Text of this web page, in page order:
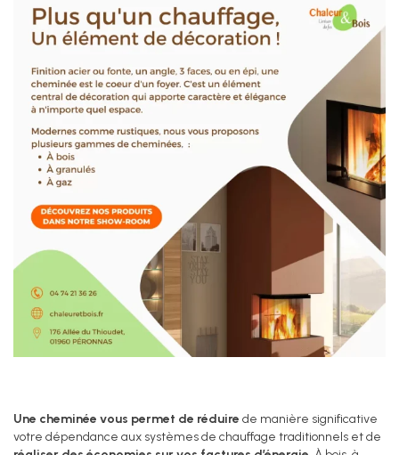
Une cheminée vous permet de réduire de manière significative
votre dépendance aux systèmes de chauffage traditionnels et de